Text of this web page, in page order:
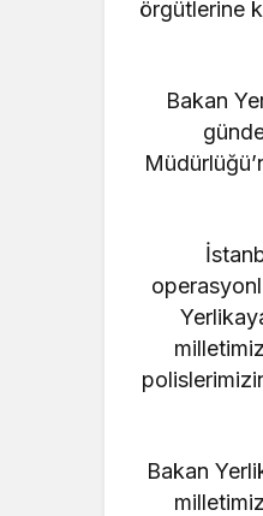
örgütlerine
Bakan
Bakan